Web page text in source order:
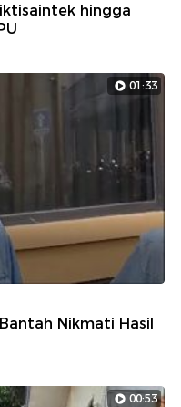
hingga
01:33
Nikmati Hasil
00:53